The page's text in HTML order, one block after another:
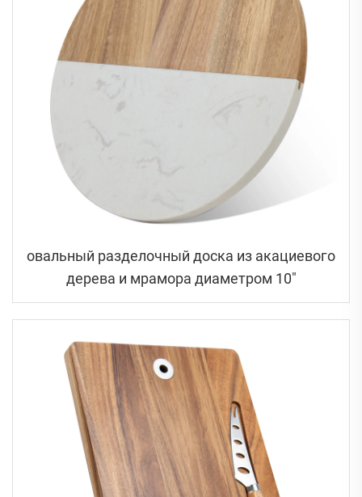
овальный разделочный доска из акациевого
дерева и мрамора диаметром 10"